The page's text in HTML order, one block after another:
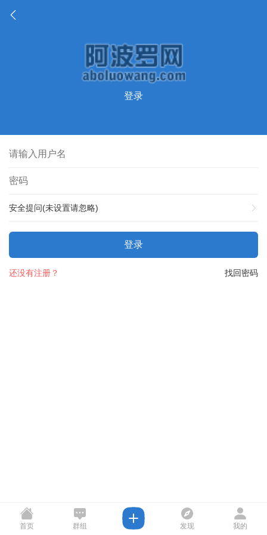
登录
安全提问(未设置请忽略)
登录
找回密码
还没有注册？
首页 群组 发现 我的